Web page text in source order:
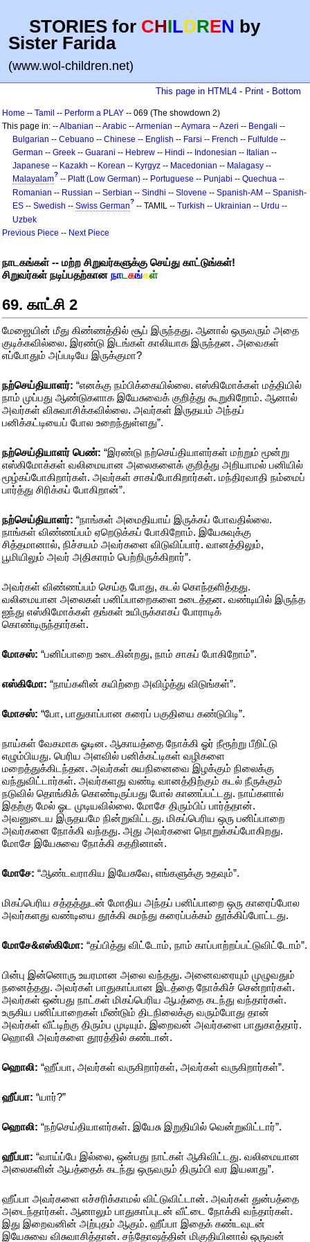
STORIES for CHILDREN by
Sister Farida
(www.wol-children.net)
This page in HTML4 - Print - Bottom
Home -- Tamil -- Perform a PLAY -- 069 (The showdown 2)
This page in: --Albanian --Arabic --Armenian --Aymara --Azeri -- Bengali --
Bulgarian -- Cebuano -- Chinese -- English -- Farsi -- French -- Fulfulde --
German -- Greek -- Guarani -- Hebrew -- Hindi -- Indonesian -- Italian --
Japanese -- Kazakh -- Korean -- Kyrgyz -- Macedonian -- Malagasy --
Malayalam? -- Platt (Low German) -- Portuguese -- Punjabi -- Quechua --
Romanian -- Russian -- Serbian -- Sindhi -- Slovene -- Spanish-AM -- Spanish-
ES -- Swedish -- Swiss German? -- TAMIL -- Turkish -- Ukrainian -- Urdu --
Uzbek
Previous Piece -- Next Piece
நாடகங்கள் -- மற்ற சிறுவர்களுக்கு செய்து காட்டுங்கள்!
சிறுவர்கள் நடிப்பதற்கான நாட கங்கள்
69. காட்சி 2
மேஜையின் மீது கிண்ணத்தில் சூப் இருந்தது. ஆனால் ஒருவரும் அதை
குடிக்கவில்லை. இரண்டு இடங்கள் காலியாக இருந்தன. அவைகள்
எப்போதும் அப்படியே இருக்குமா?
நற்செய்தியாளர்: “எனக்கு நம்பிக்கையில்லை. எஸ்கிமோக்கள் மத்தியில்
நாம் முப்பது ஆண்டுகளாக இயேசுவைக் குறித்து கூறுகிறோம். ஆனால்
அவர்கள் விசுவாசிக்கவில்லை. அவர்கள் இருதயம் அந்தப்
பனிக்கட்டியைப் போல உறைந்துள்ளது”.
நற்செய்தியாளர் பெண்: “இரண்டு நற்செய்தியாளர்கள் மற்றும் மூன்று
எஸ்கிமோக்கள் வலிமையான அலைகளைக் குறித்து அறியாமல் பனியில்
மூழ்கப்போகிறார்கள். அவர்கள் சாகப்போகிறார்கள். மந்திரவாதி நம்மைப்
பார்த்து சிரிக்கப் போகிறான்”.
நற்செய்தியாளர்: “நாங்கள் அமைதியாய் இருக்கப் போவதில்லை.
நாங்கள் விண்ணப்பம் ஏறெடுக்கப் போகிறோம். இயேசுவுக்கு
சித்தமானால், நிச்சயம் அவர்களை விடுவிப்பார். வானத்திலும்,
பூமியிலும் அவர் அதிகாரம் பெற்றிருக்கிறார்”.
அவர்கள் விண்ணப்பம் செய்த போது, கடல் கொந்தளித்தது.
வலிமையான அலைகள் பனிப்பாறைகளை உடைத்தன. வண்டியில் இருந்த
ஐந்து எஸ்கிமோக்கள் தங்கள் உயிருக்காகப் போராடிக்
கொண்டிருந்தார்கள்.
மோசஸ்: “பனிப்பாறை உடைகின்றது, நாம் சாகப் போகிறோம்”.
எஸ்கிமோ: “நாய்களின் கயிற்றை அவிழ்த்து விடுங்கள்”.
மோசஸ்: “போ, பாதுகாப்பான கரைப் பகுதியை கண்டுபிடி”.
நாய்கள் வேகமாக ஓடின. ஆகாயத்தை நோக்கி ஓர் நீரூற்று பீறிட்டு
எழும்பியது. பெரிய அளவில் பனிக்கட்டிகள் வழிகளை
மறைத்துக்கிடந்தன. அவர்கள் சுயநினைவை இழக்கும் நிலைக்கு
வந்துவிட்டார்கள். அவர்களது வண்டி வானத்திற்கும் கடல் நீருக்கும்
நடுவில் தொங்கிக் கொண்டிருப்பது போல் காணப்பட்டது. நாய்களால்
இதற்கு மேல் ஓட முடியவில்லை. மோசே திரும்பிப் பார்த்தான்.
அவனுடைய இருதயமே நின்றுவிட்டது. மிகப்பெரிய ஒரு பனிப்பாறை
அவர்களை நோக்கி வந்தது. அது அவர்களை நொறுக்கப்போகிறது.
மோசே இயேசுவை நோக்கி கதறினான்.
மோசே: “ஆண்டவராகிய இயேசுவே, எங்களுக்கு உதவும்”.
மிகப்பெரிய சத்தத்துடன் மோதிய அந்தப் பனிப்பாறை ஒரு காரைப்போல
அவர்களது வண்டியை தூக்கி சுமந்து கரைப்பக்கம் தூக்கிப்போட்டது.
மோசே&எஸ்கிமோ: “தப்பித்து விட்டோம், நாம் காப்பாற்றப்பட்டுவிட்டோம்”.
பின்பு இன்னொரு உயரமான அலை வந்தது. அனைவரையும் முழுவதும்
நனைத்தது. அவர்கள் பாதுகாப்பான இடத்தை நோக்கிச் சென்றார்கள்.
அவர்கள் ஒன்பது நாட்கள் மிகப்பெரிய ஆபத்தை கடந்து வந்தார்கள்.
உருகிய பனிப்பாறைகள் மீண்டும் திடநிலைக்கு வரும்போது தான்
அவர்கள் வீட்டிற்கு திரும்ப முடியும். இறைவன் அவர்களை பாதுகாத்தார்.
ஹொலி அவர்களை தூரத்தில் கண்டான்.
ஹொலி: “ஹீப்பா, அவர்கள் வருகிறார்கள், அவர்கள் வருகிறார்கள்”.
ஹீப்பா: “யார்?”
ஹொலி: “நற்செய்தியாளர்கள். இயேசு இறுதியில் வென்றுவிட்டார்”.
ஹீப்பா: “வாய்ப்பே இல்லை, ஒன்பது நாட்கள் ஆகிவிட்டது. வலிமையான
அலைகளின் ஆபத்தைக் கடந்து ஒருவரும் திரும்பி வர இயலாது”.
ஹீப்பா அவர்களை எச்சரிக்காமல் விட்டுவிட்டான். அவர்கள் துன்பத்தை
அடைந்தார்கள். ஆனாலும் பாதுகாப்புடன் வீட்டை நோக்கி வந்தார்கள்.
இது இறைவனின் அற்புதம் ஆகும். ஹீப்பா இதைக் கண்டவுடன்
இயேசுவை விசுவாசித்தான். சந்தோஷத்தின் மிகுதியினால் ஒருவன்